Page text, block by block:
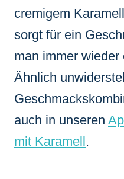
cremigem
sorgt für ein
man immer wieder
Ähnlich
auch in unseren
mit Karamell.